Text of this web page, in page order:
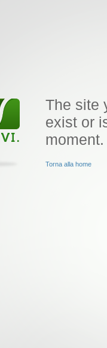
The site
exist or
moment.
Torna alla home